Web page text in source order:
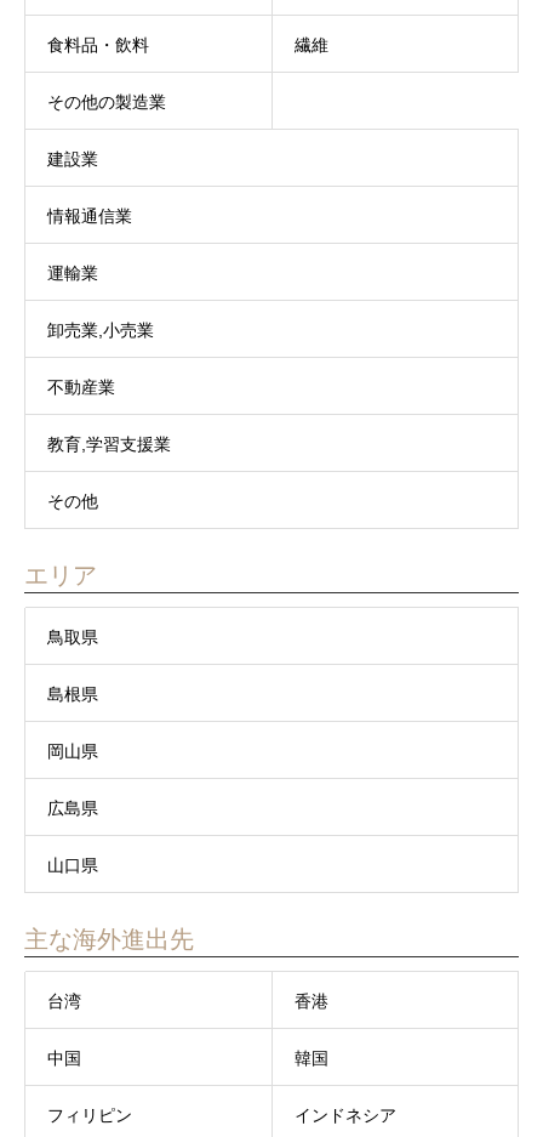
食料品・飲料 繊維
その他の製造業
建設業
情報通信業
運輸業
卸売業,小売業
不動産業
教育,学習支援業
その他
エリア
鳥取県
島根県
岡山県
広島県
山口県
主な海外進出先
台湾 香港
中国 韓国
フィリピン インドネシア